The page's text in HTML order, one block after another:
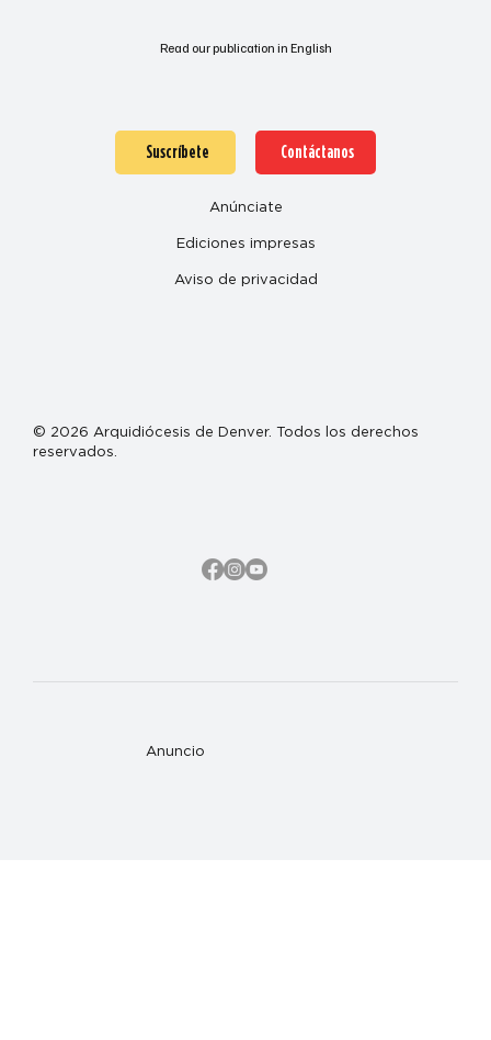
Read our publication in English
Anuncio
Suscríbete Contáctanos
Anúnciate
Ediciones impresas
Aviso de privacidad
© 2026 Arquidiócesis de Denver. Todos los derechos
reservados.